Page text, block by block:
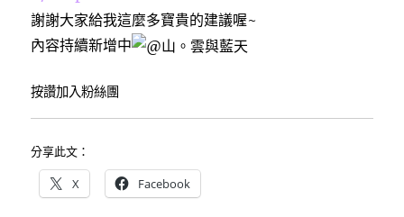
謝謝大家給我這麼多寶貴的建議喔~
內容持續新增中
按讚加入粉絲團
分享此文：
X Facebook